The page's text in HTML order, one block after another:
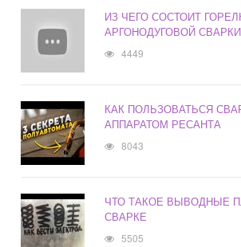
ИЗ ЧЕГО СОСТОИТ
АРГОНОДУГОВОЙ СВАРКИ
4449
КАК ПОЛЬЗОВАТЬСЯ
АППАРАТОМ РЕСАНТА
8043
ЧТО ТАКОЕ ВЫВОДНЫЕ
СВАРКЕ
5505